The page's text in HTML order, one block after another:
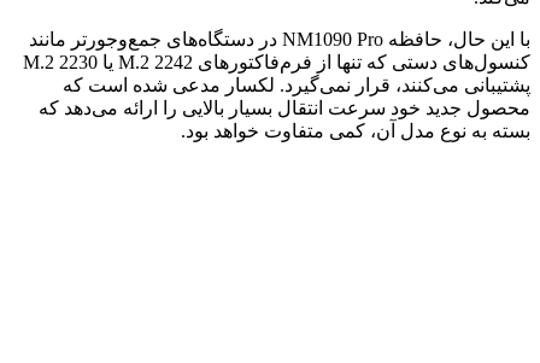
با این حال، حافظه NM1090 Pro در دستگاه‌های جمع‌وجورتر مانند
کنسول‌های دستی که تنها از فرم‌فاکتورهای M.2 2242 یا M.2 2230
پشتیبانی می‌کنند، قرار نمی‌گیرد. لکسار مدعی شده است که
محصول جدید خود سرعت انتقال بسیار بالایی را ارائه می‌دهد که
بسته به نوع مدل آن، کمی متفاوت خواهد بود.